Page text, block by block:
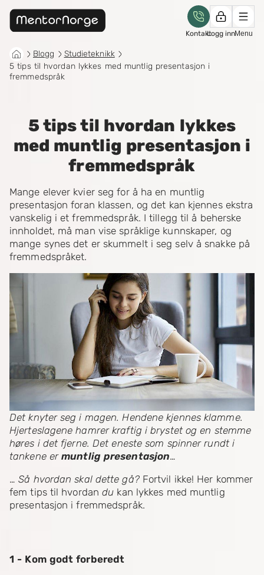
Logg innMenu
Kontakt
Blogg
Studieteknikk
5 tips til hvordan lykkes med muntlig presentasjon i
fremmedspråk
5 tips til hvordan lykkes
med muntlig presentasjon i
fremmedspråk
Mange elever kvier seg for å ha en muntlig
presentasjon foran klassen, og det kan kjennes ekstra
vanskelig i et fremmedspråk. I tillegg til å beherske
innholdet, må man vise språklige kunnskaper, og
mange synes det er skummelt i seg selv å snakke på
fremmedspråket.
Det knyter seg i magen. Hendene kjennes klamme.
Hjerteslagene hamrer kraftig i brystet og en stemme
høres i det fjerne. Det eneste som spinner rundt i
tankene ermuntlig presentasjon…
…Så hvordan skal dette gå?Fortvil ikke! Her kommer
fem tips til hvordandu kan lykkes med muntlig
presentasjon i fremmedspråk.
1 - Kom godt forberedt